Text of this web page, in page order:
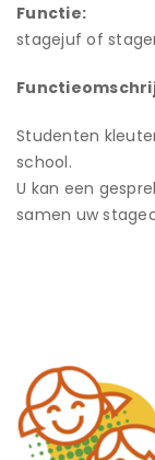
Functie:
stagejuf of
Studenten
school.
U kan een
samen uw